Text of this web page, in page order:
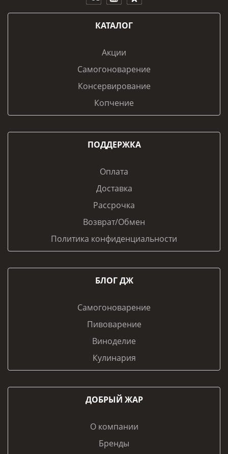
КАТАЛОГ
Акции
Самогоноварение
Консервирование
Копчение
ПОДДЕРЖКА
Оплата
Доставка
Рассрочка
Возврат/Обмен
Политика конфиденциальности
БЛОГ ДЖ
Самогоноварение
Пивоварение
Виноделие
Кулинария
ДОБРЫЙ ЖАР
О компании
Бренды